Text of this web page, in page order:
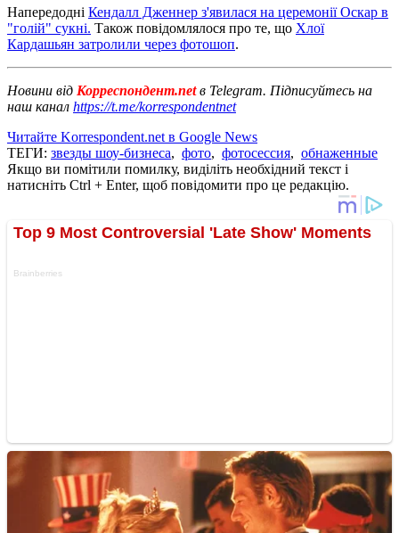
Напередодні Кендалл Дженнер з'явилася на церемонії Оскар в
"голій" сукні. Також повідомлялося про те, що Хлої
Кардашьян затролили через фотошоп.
Новини від Корреспондент.netв Telegram. Підписуйтесь на
наш канал https://t.me/korrespondentnet
Читайте Korrespondent.net в Google News
ТЕГИ: звезды шоу-бизнеса, фото, фотосессия, обнаженные
Якщо ви помітили помилку, виділіть необхідний текст і
натисніть Ctrl + Enter, щоб повідомити про це редакцію.